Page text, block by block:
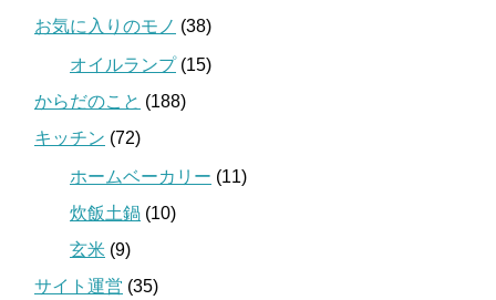
お気に入りのモノ (38)
オイルランプ(15)
からだのこと (188)
キッチン (72)
ホームベーカリー (11)
炊飯土鍋 (10)
玄米 (9)
サイト運営 (35)